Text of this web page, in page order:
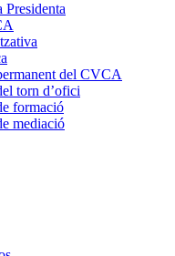
Presidenta
del CVCA
torn d’ofici
formació
mediació